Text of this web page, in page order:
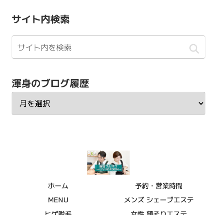
サイト内検索
渾身のブログ履歴
ホーム
予約・営業時間
MENU
メンズ シェーブエステ